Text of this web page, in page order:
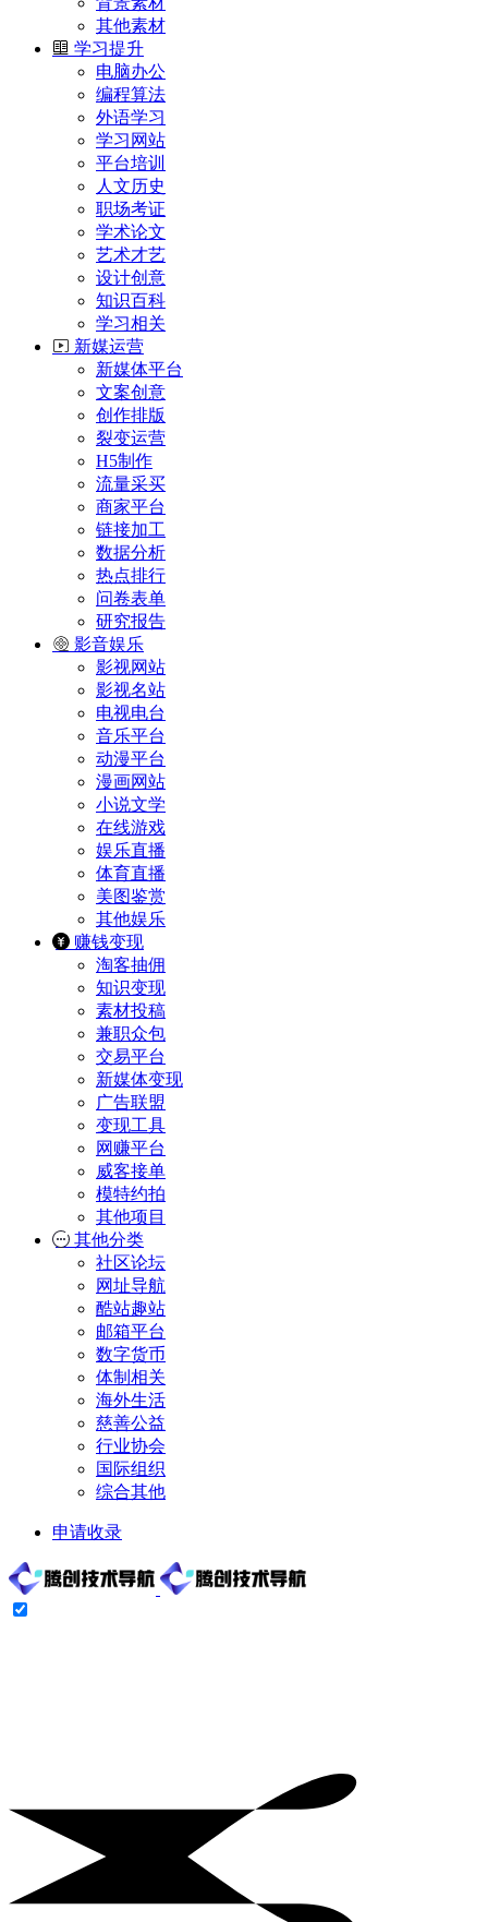
其他素材
学习提升
电脑办公
编程算法
外语学习
学习网站
平台培训
人文历史
职场考证
学术论文
艺术才艺
设计创意
知识百科
学习相关
新媒运营
新媒体平台
文案创意
创作排版
裂变运营
H5制作
流量采买
商家平台
链接加工
数据分析
热点排行
问卷表单
研究报告
影音娱乐
影视网站
影视名站
电视电台
音乐平台
动漫平台
漫画网站
小说文学
在线游戏
娱乐直播
体育直播
美图鉴赏
其他娱乐
赚钱变现
淘客抽佣
知识变现
素材投稿
兼职众包
交易平台
新媒体变现
广告联盟
变现工具
网赚平台
威客接单
模特约拍
其他项目
其他分类
社区论坛
网址导航
酷站趣站
邮箱平台
数字货币
体制相关
海外生活
慈善公益
行业协会
国际组织
综合其他
申请收录